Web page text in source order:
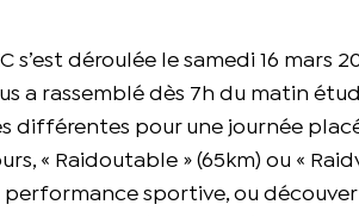
s’est déroulée le samedi 16 mars
a rassemblé dès 7h du matin
pour une journée
« Raidoutable » (65km) ou «
sportive, ou